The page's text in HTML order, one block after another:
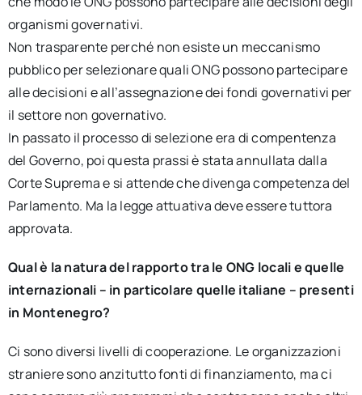
organismi governativi.
Non trasparente perché non esiste un meccanismo
pubblico per selezionare quali ONG possono partecipare
alle decisioni e all’assegnazione dei fondi governativi per
il settore non governativo.
In passato il processo di selezione era di compentenza
del Governo, poi questa prassi è stata annullata dalla
Corte Suprema e si attende che divenga competenza del
Parlamento. Ma la legge attuativa deve essere tuttora
approvata.
Qual è la natura del rapporto tra le ONG locali e quelle
internazionali – in particolare quelle italiane – presenti
in Montenegro?
Ci sono diversi livelli di cooperazione. Le organizzazioni
straniere sono anzitutto fonti di finanziamento, ma ci